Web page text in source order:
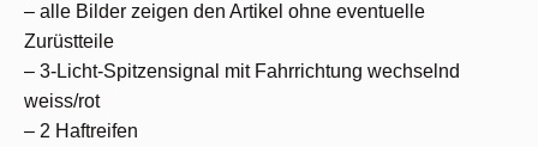
– alle Bilder zeigen den Artikel ohne eventuelle
Zurüstteile
– 3-Licht-Spitzensignal mit Fahrrichtung wechselnd
weiss/rot
– 2 Haftreifen